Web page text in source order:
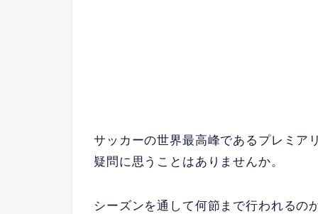
サッカーの世界最高峰であるプレミア
疑問に思うことはありませんか。
シーズンを通して何節まで行われるの